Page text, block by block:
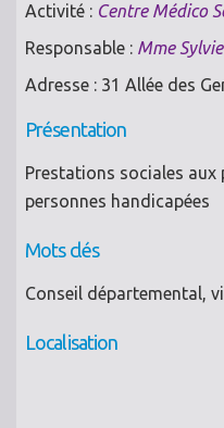
Activité : Centre Médico
Responsable : Mme
Adresse : 31 Allée des
Présentation
Prestations sociales aux
personnes handicapées
Mots clés
Conseil départemental,
Localisation